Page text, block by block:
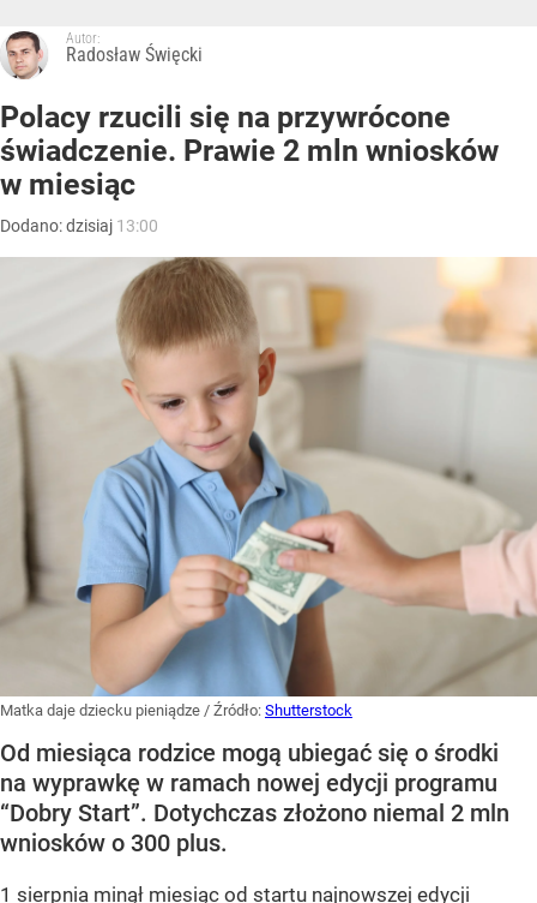
Autor:
Radosław Święcki
Polacy rzucili się na przywrócone
świadczenie. Prawie 2 mln wniosków
w miesiąc
Dodano:dzisiaj 13:00
Matka daje dziecku pieniądze / Źródło: Shutterstock
Od miesiąca rodzice mogą ubiegać się o środki
na wyprawkę w ramach nowej edycji programu
“Dobry Start”. Dotychczas złożono niemal 2 mln
wniosków o 300 plus.
1 sierpnia minął miesiąc od startu najnowszej edycji